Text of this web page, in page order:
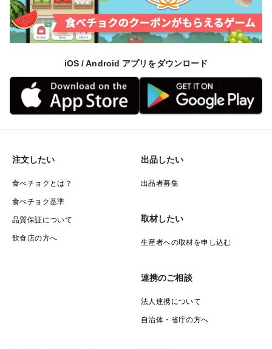
＃除草剤不使用
iOS / Android アプリをダウンロード
注文したい
食べチョクとは？
食べチョク基準
品質保証について
飲食店の方へ
出品したい
出品者募集
取材したい
生産者への取材を申し込む
連携のご相談
法人連携について
自治体・省庁の方へ